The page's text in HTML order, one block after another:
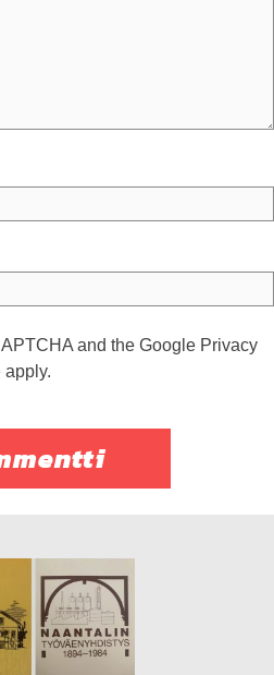
and the Google Privacy
apply.